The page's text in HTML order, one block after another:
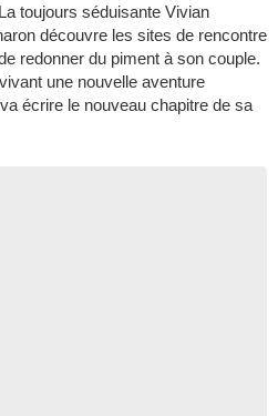
toujours séduisante Vivian
découvre les sites de rencontre
redonner du piment à son couple.
une nouvelle aventure
écrire le nouveau chapitre de sa